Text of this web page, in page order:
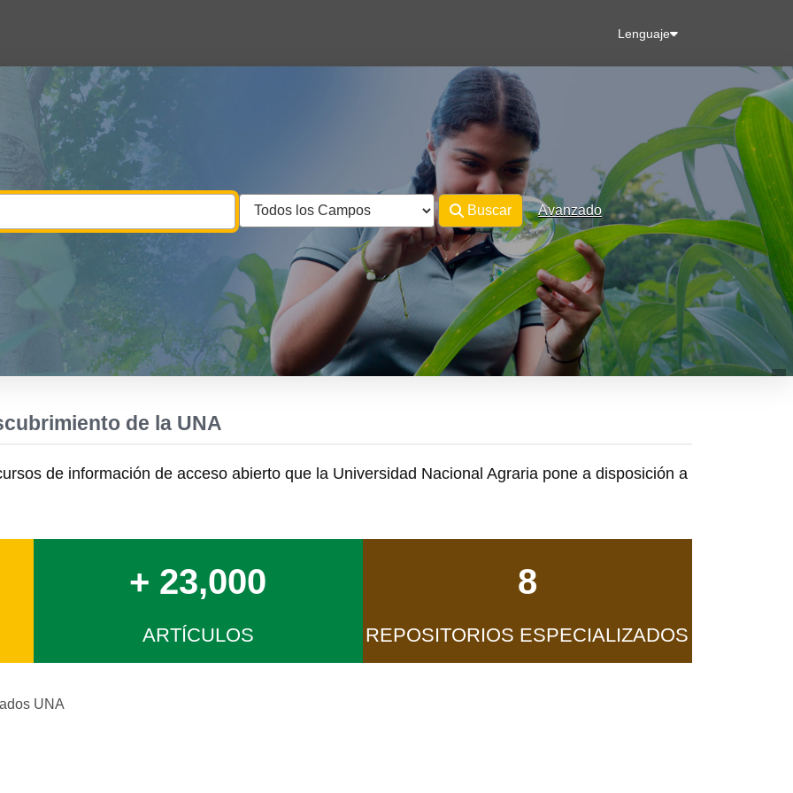
Lenguaje
Buscar Avanzado
de la UNA
de información de acceso abierto que la Universidad Nacional Agraria pone a disposición a
+ 23,000
ARTÍCULOS
8
REPOSITORIOS ESPECIALIZADOS
UNA